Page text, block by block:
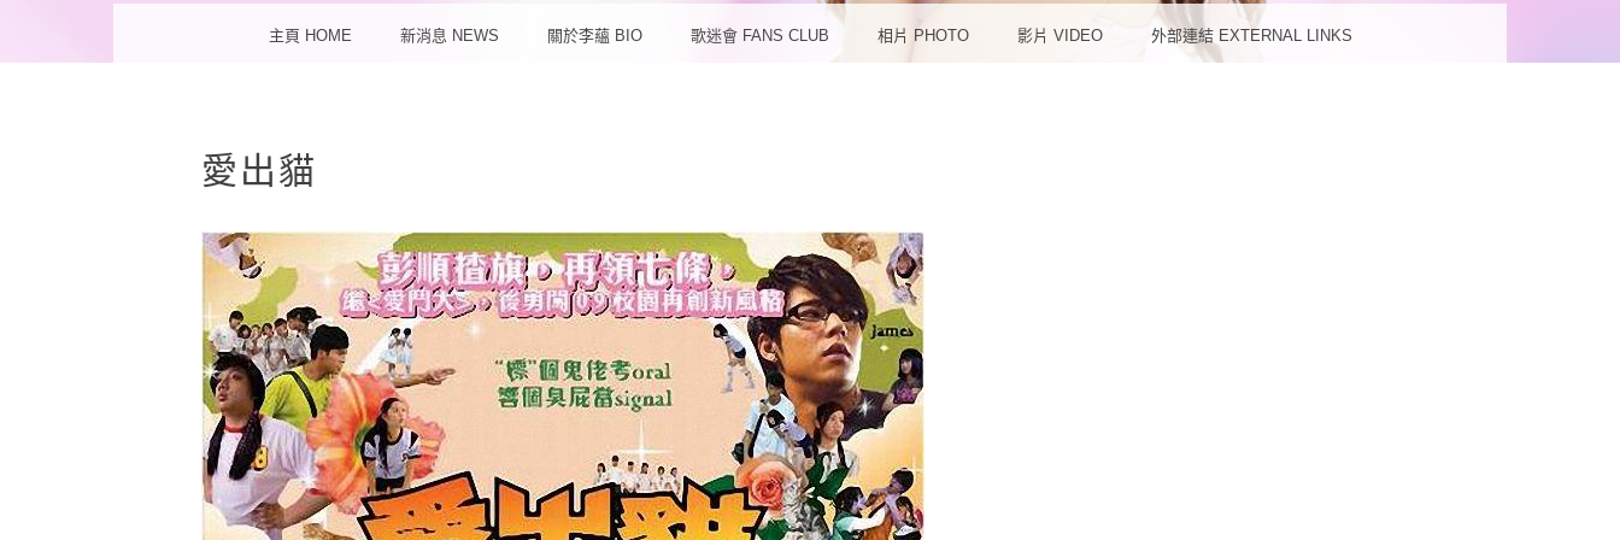
想‧愛蘊
MENU
SKIP TO CONTENT
主頁 HOME 新消息 NEWS 關於李蘊 BIO 歌迷會 FANS CLUB 相片 PHOTO 影片 VIDEO 外部連結 EXTERNAL LINKS
愛出貓